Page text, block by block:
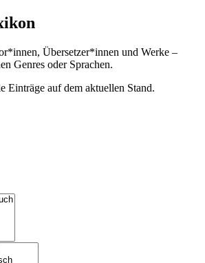
Übersetzer*innen und Werke –
Genres oder Sprachen.
Einträge auf dem aktuellen Stand.